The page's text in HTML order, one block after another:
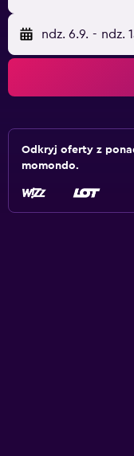
ndz. 6.9. - ndz.
Odkryj oferty z
momondo.